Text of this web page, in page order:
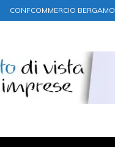
CONFCOMMERCIO BERGAMO